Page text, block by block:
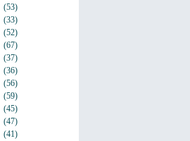
(53)
(33)
(52)
(67)
(37)
(36)
(56)
(59)
(45)
(47)
(41)